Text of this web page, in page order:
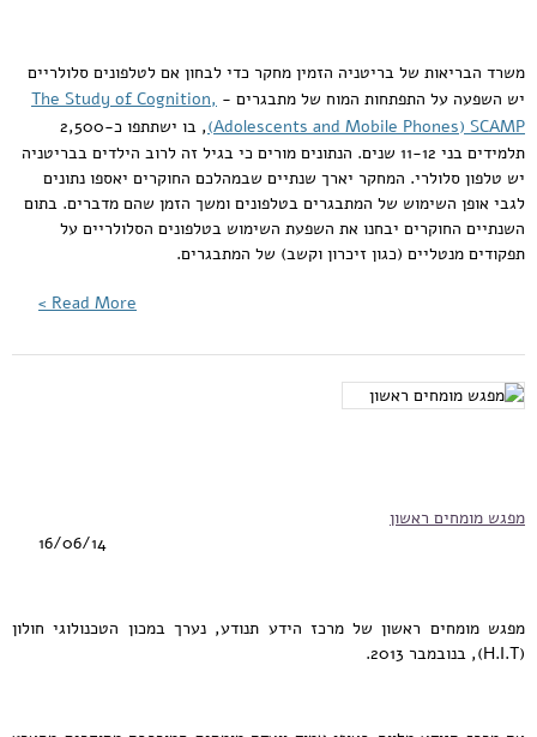
משרד הבריאות של בריטניה הזמין מחקר כדי לבחון אם לטלפונים סלולריים
יש השפעה על התפתחות המוח של מתבגרים - The Study of Cognition,
Adolescents and Mobile Phones) SCAMP)
, בו ישתתפו כ-2,500
תלמידים בני 11-12 שנים. הנתונים מורים כי בגיל זה לרוב הילדים בבריטניה
יש טלפון סלולרי. המחקר יארך שנתיים שבמהלכם החוקרים יאספו נתונים
לגבי אופן השימוש של המתבגרים בטלפונים ומשך הזמן שהם מדברים. בתום
השנתיים החוקרים יבחנו את השפעת השימוש בטלפונים הסלולריים על
תפקודים מנטליים (כגון זיכרון וקשב) של המתבגרים.
Read More >
מפגש מומחים ראשון
16/06/14
מפגש מומחים ראשון של מרכז הידע תנודע, נערך במכון הטכנולוגי חולון
(H.I.T), בנובמבר 2013.